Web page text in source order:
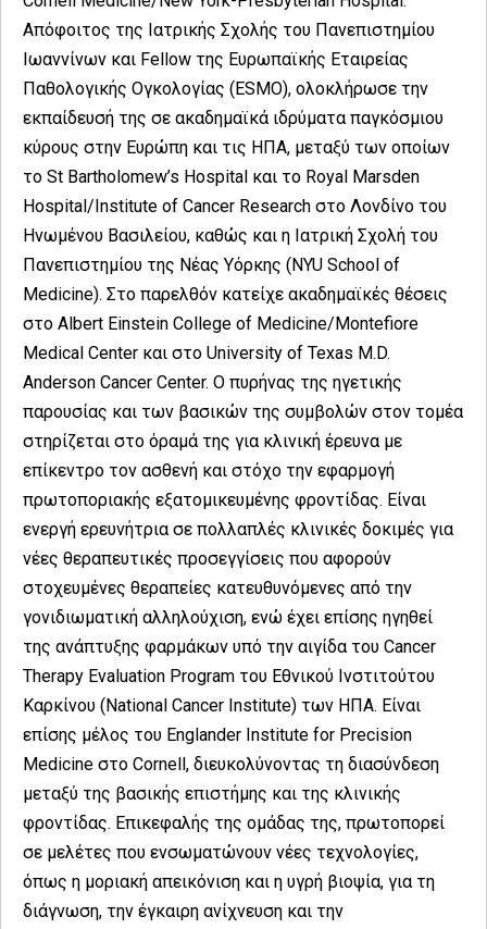
Απόφοιτος της Ιατρικής Σχολής του Πανεπιστημίου
Ιωαννίνων και Fellow της Ευρωπαϊκής Εταιρείας
Παθολογικής Ογκολογίας (ESMO), ολοκλήρωσε την
εκπαίδευσή της σε ακαδημαϊκά ιδρύματα παγκόσμιου
κύρους στην Ευρώπη και τις ΗΠΑ, μεταξύ των οποίων
το St Bartholomew’s Hospital και το Royal Marsden
Hospital/Institute of Cancer Research στο Λονδίνο του
Ηνωμένου Βασιλείου, καθώς και η Ιατρική Σχολή του
Πανεπιστημίου της Νέας Υόρκης (NYU School of
Medicine). Στο παρελθόν κατείχε ακαδημαϊκές θέσεις
στο Albert Einstein College of Medicine/Montefiore
Medical Center και στο University of Texas M.D.
Anderson Cancer Center. Ο πυρήνας της ηγετικής
παρουσίας και των βασικών της συμβολών στον τομέα
στηρίζεται στο όραμά της για κλινική έρευνα με
επίκεντρο τον ασθενή και στόχο την εφαρμογή
πρωτοποριακής εξατομικευμένης φροντίδας. Είναι
ενεργή ερευνήτρια σε πολλαπλές κλινικές δοκιμές για
νέες θεραπευτικές προσεγγίσεις που αφορούν
στοχευμένες θεραπείες κατευθυνόμενες από την
γονιδιωματική αλληλούχιση, ενώ έχει επίσης ηγηθεί
της ανάπτυξης φαρμάκων υπό την αιγίδα του Cancer
Therapy Evaluation Program του Εθνικού Ινστιτούτου
Καρκίνου (National Cancer Institute) των ΗΠΑ. Είναι
επίσης μέλος του Englander Institute for Precision
Medicine στο Cornell, διευκολύνοντας τη διασύνδεση
μεταξύ της βασικής επιστήμης και της κλινικής
φροντίδας. Επικεφαλής της ομάδας της, πρωτοπορεί
σε μελέτες που ενσωματώνουν νέες τεχνολογίες,
όπως η μοριακή απεικόνιση και η υγρή βιοψία, για τη
διάγνωση, την έγκαιρη ανίχνευση και την